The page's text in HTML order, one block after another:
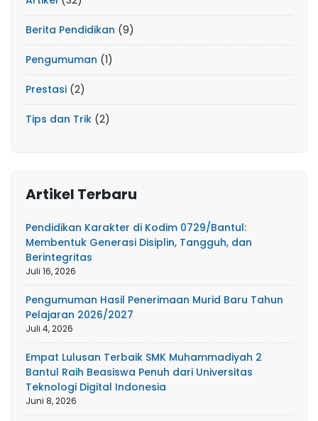
Berita Pendidikan (9)
Pengumuman (1)
Prestasi (2)
Tips dan Trik (2)
Artikel Terbaru
Pendidikan Karakter di Kodim 0729/Bantul:
Membentuk Generasi Disiplin, Tangguh, dan
Berintegritas
Juli 16, 2026
Pengumuman Hasil Penerimaan Murid Baru Tahun
Pelajaran 2026/2027
Juli 4, 2026
Empat Lulusan Terbaik SMK Muhammadiyah 2
Bantul Raih Beasiswa Penuh dari Universitas
Teknologi Digital Indonesia
Juni 8, 2026